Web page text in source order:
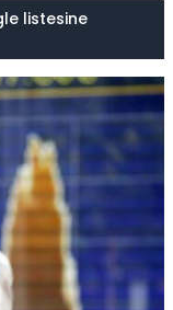
listesine